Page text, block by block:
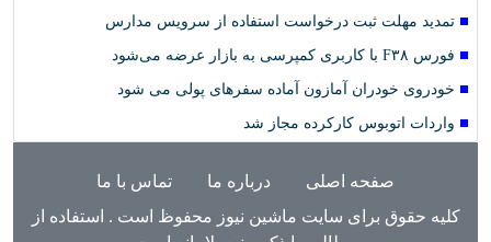
تمدید مهلت ثبت درخواست استفاده از سرویس مدارس
فورس F۳۸ با کاربری کمپرسی به بازار عرضه می‌شود
خودروی خودران آمازون آماده سفرهای پولی می شود
واردات اتوبوس‌ کارکرده مجاز شد
صفحه اصلی درباره ما
تماس با ما
کلیه حقوق برای سایت ماشین نیوز محفوظ است . استفاده از